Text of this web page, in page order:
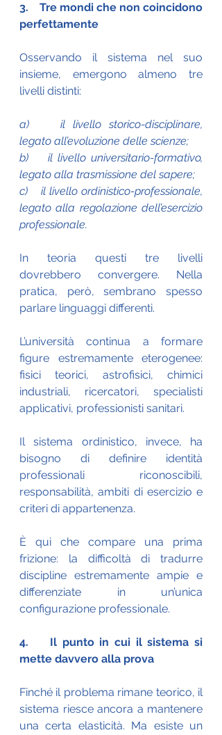
3.    Tre mondi che non coincidono
perfettamente
Osservando il sistema nel suo
insieme, emergono almeno tre
livelli distinti:
a)    il livello storico-disciplinare,
legato all’evoluzione delle scienze;
b)    il livello universitario-formativo,
legato alla trasmissione del sapere;
c)    il livello ordinistico-professionale,
legato alla regolazione dell’esercizio
professionale.
In teoria questi tre livelli
dovrebbero convergere. Nella
pratica, però, sembrano spesso
parlare linguaggi differenti.
L’università continua a formare
figure estremamente eterogenee:
fisici teorici, astrofisici, chimici
industriali, ricercatori, specialisti
applicativi, professionisti sanitari.
Il sistema ordinistico, invece, ha
bisogno di definire identità
professionali riconoscibili,
responsabilità, ambiti di esercizio e
criteri di appartenenza.
È qui che compare una prima
frizione: la difficoltà di tradurre
discipline estremamente ampie e
differenziate in un’unica
configurazione professionale.
4.    Il punto in cui il sistema si
mette davvero alla prova
Finché il problema rimane teorico, il
sistema riesce ancora a mantenere
una certa elasticità. Ma esiste un